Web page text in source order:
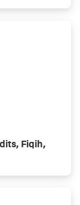
Fiqih,